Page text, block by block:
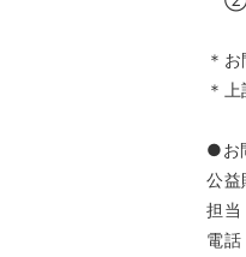
＊
＊
●お
公益
担当
電